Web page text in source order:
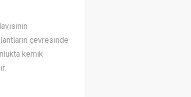
çevresinde
kemik